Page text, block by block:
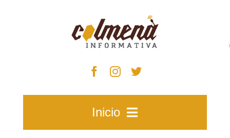
Inicio